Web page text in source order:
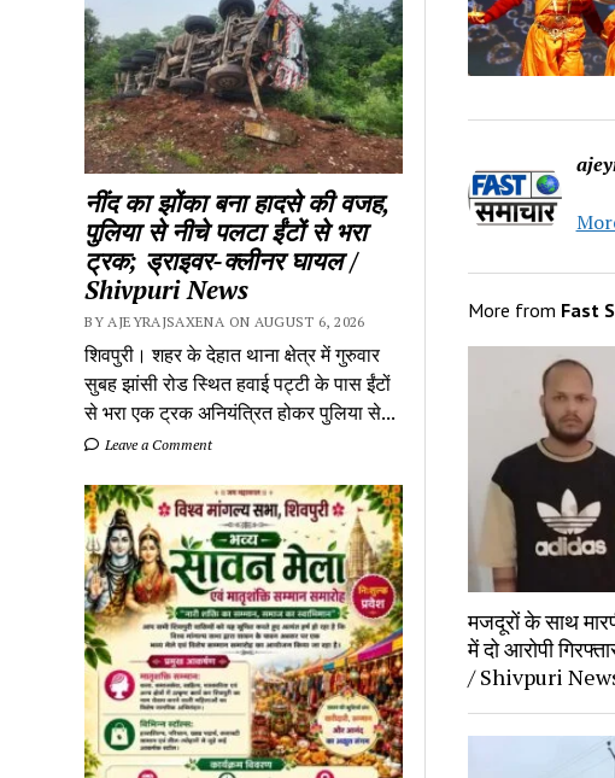
नींद का झोंका बना हादसे की वजह,
पुलिया से नीचे पलटा ईंटों से भरा
ट्रक; ड्राइवर-क्लीनर घायल /
Shivpuri News
BY AJEYRAJSAXENA ON AUGUST 6, 2026
शिवपुरी। शहर के देहात थाना क्षेत्र में गुरुवार
सुबह झांसी रोड स्थित हवाई पट्टी के पास ईंटों
से भरा एक ट्रक अनियंत्रित होकर पुलिया से...
Leave a Comment
More from Fast
मजदूरों के साथ
में दो आरोपी
/ Shivpuri